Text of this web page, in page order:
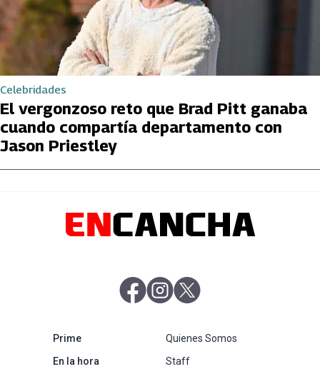
Celebridades
El vergonzoso reto que Brad Pitt ganaba
cuando compartía departamento con
Jason Priestley
abre en nueva pestaña
abre en nueva pestaña
Primeabre en nueva pestaña
En la horaabre en nueva pestaña
Quienes Somos
Staff